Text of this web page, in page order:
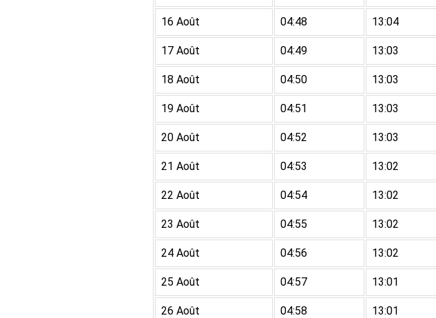
16 Août 04:48 13:04
17 Août 04:49 13:03
18 Août 04:50 13:03
19 Août 04:51 13:03
20 Août 04:52 13:03
21 Août 04:53 13:02
22 Août 04:54 13:02
23 Août 04:55 13:02
24 Août 04:56 13:02
25 Août 04:57 13:01
26 Août 04:58 13:01